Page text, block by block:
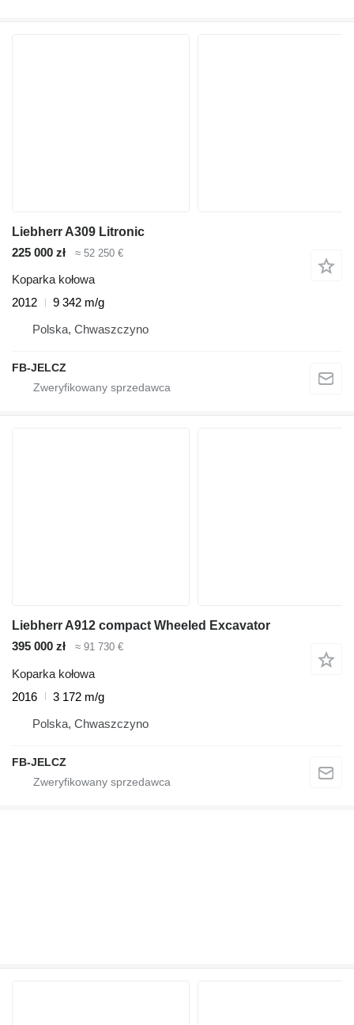
Liebherr A309 Litronic
225 000 zł
≈ 52 250 €
Koparka kołowa
2012
9 342 m/g
Polska, Chwaszczyno
FB-JELCZ
Liebherr A912 compact Wheeled Excavator
395 000 zł
≈ 91 730 €
Koparka kołowa
2016
3 172 m/g
Polska, Chwaszczyno
FB-JELCZ